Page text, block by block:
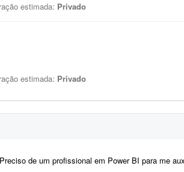
estimada: Privado
estimada: Privado
de um profissional em Power BI para me auxiliar no desenvolvimento de um